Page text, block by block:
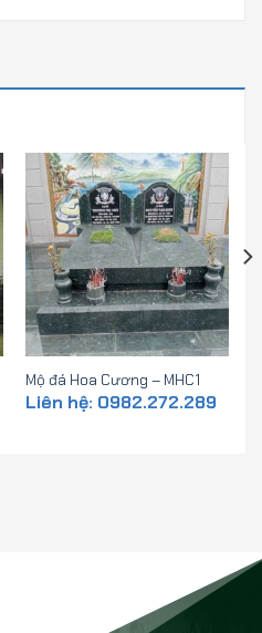
Mộ đá Hoa Cương – MHC1
Liên hệ: 0982.272.289